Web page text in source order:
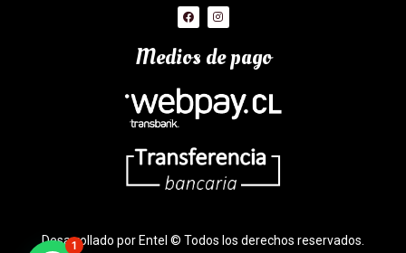
Medios de pago
Desarrollado por Entel © Todos los derechos reservados.
1